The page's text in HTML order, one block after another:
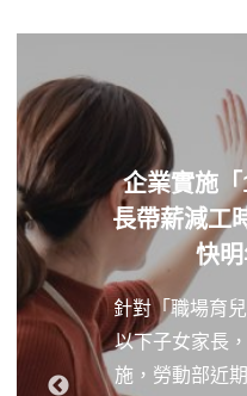
企業實施
長帶薪減工
快明
針對「職場育
以下子女家長
施，勞動部近